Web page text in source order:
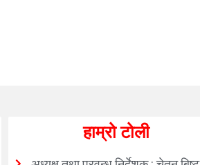
हाम्रो टोली